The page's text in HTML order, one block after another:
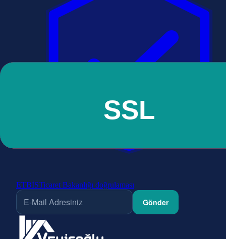
ETBİSTicaret Bakanlığı doğrulaması
Gönder